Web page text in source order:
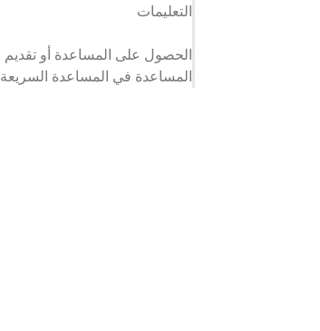
التعليمات
الحصول على المساعدة أو تقديم
المساعدة في المساعدة السريعة